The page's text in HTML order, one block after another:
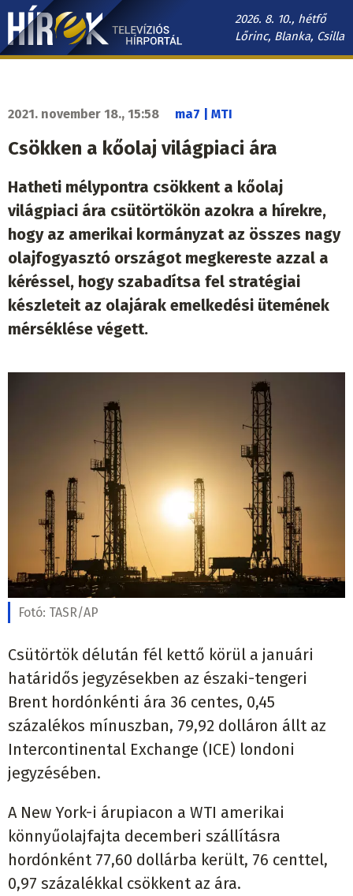
Ugrás
tartalomra
2026. 8. 10., hétfő
Lőrinc, Blanka, Csilla
Hírek.sk
2021. november 18., 15:58 ma7 | MTI
Csökken a kőolaj világpiaci ára
Hatheti mélypontra csökkent a kőolaj
világpiaci ára csütörtökön azokra a hírekre,
hogy az amerikai kormányzat az összes nagy
olajfogyasztó országot megkereste azzal a
kéréssel, hogy szabadítsa fel stratégiai
készleteit az olajárak emelkedési ütemének
mérséklése végett.
Fotó: TASR/AP
Csütörtök délután fél kettő körül a januári
határidős jegyzésekben az északi-tengeri
Brent hordónkénti ára 36 centes, 0,45
százalékos mínuszban, 79,92 dolláron állt az
Intercontinental Exchange (ICE) londoni
jegyzésében.
A New York-i árupiacon a WTI amerikai
könnyűolajfajta decemberi szállításra
hordónként 77,60 dollárba került, 76 centtel,
0,97 százalékkal csökkent az ára.